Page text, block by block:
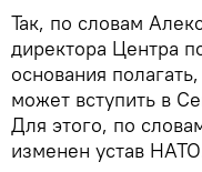
Так, по словам
директора Центра
основания
может вступить в
Для этого, по
изменен устав